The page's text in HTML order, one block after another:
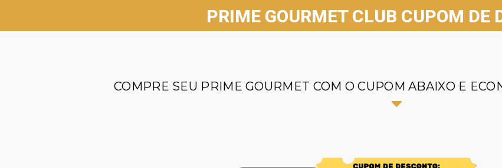
PRIME GOURMET CLUB CUPOM DE
COMPRE SEU PRIME GOURMET COM O CUPOM ABAIXO E